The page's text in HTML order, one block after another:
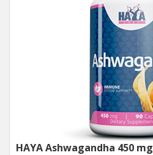
HAYA Ashwagandha 450 mg